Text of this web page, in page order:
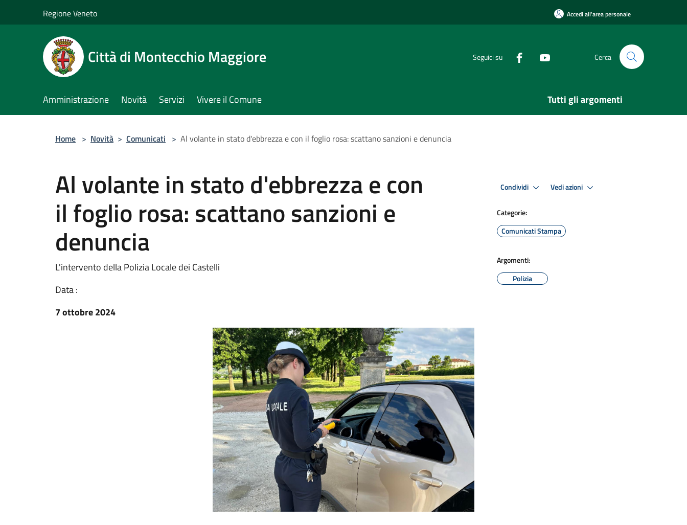
Regione Veneto Accedi all'area personale
Città di Montecchio Maggiore Seguici su Cerca
Amministrazione Novità Servizi Vivere il Comune Tutti gli argomenti
Home > Novità > Comunicati > Al volante in stato d'ebbrezza e con il foglio rosa: scattano sanzioni e denuncia
Al volante in stato d'ebbrezza e con
il foglio rosa: scattano sanzioni e
denuncia
L'intervento della Polizia Locale dei Castelli
Data :
7 ottobre 2024
Condividi Vedi azioni
Categorie:
Comunicati Stampa
Argomenti:
Polizia